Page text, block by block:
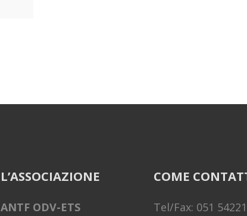
L’ASSOCIAZIONE
ANTF ODV-ETS
COME
Tel/Fax: 051